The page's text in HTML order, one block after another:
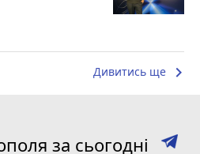
Дивитись ще keyboard_arrow_right
за сьогодні